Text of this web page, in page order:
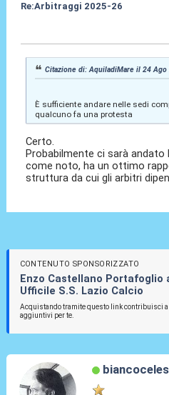
Re:Arbitraggi 2025-26
Citazione di: AquiladiMare il 24 Ago
È sufficiente andare nelle sedi
qualcuno fa una protesta
Certo.
Probabilmente ci sarà
come noto, ha un ottimo
struttura da cui gli arbitri
CONTENUTO SPONSORIZZATO
Enzo Castellano Portafoglio
Ufficile S.S. Lazio Calcio
Acquistando tramite questo link contribuisci
aggiuntivi per te.